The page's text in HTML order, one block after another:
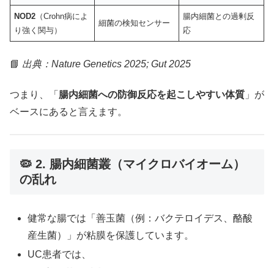
NOD2 （Crohn病によ
り強く関与）
細菌の検知センサー
腸内細菌との過剰反
応
📘 出典：Nature Genetics 2025; Gut 2025
つまり、「 腸内細菌への防御反応を起こしやすい体質 」が
ベースにあると言えます。
🦠 2. 腸内細菌叢（マイクロバイオーム）
の乱れ
健常な腸では「善玉菌（例：バクテロイデス、酪酸
産生菌）」が粘膜を保護しています。
UC患者では、